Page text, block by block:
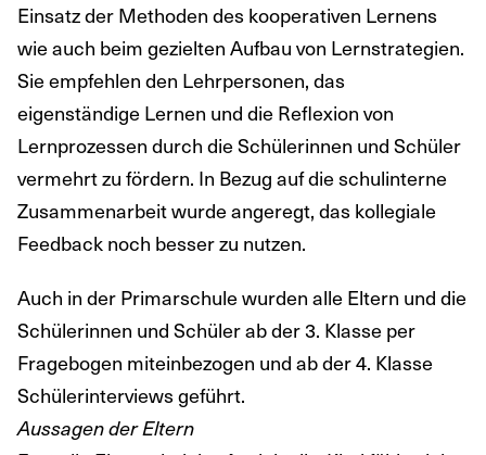
Einsatz der Methoden des kooperativen Lernens
wie auch beim gezielten Aufbau von Lernstrategien.
Sie empfehlen den Lehrpersonen, das
eigenständige Lernen und die Reflexion von
Lernprozessen durch die Schülerinnen und Schüler
vermehrt zu fördern. In Bezug auf die schulinterne
Zusammenarbeit wurde angeregt, das kollegiale
Feedback noch besser zu nutzen.
Auch in der Primarschule wurden alle Eltern und die
Schülerinnen und Schüler ab der 3. Klasse per
Fragebogen miteinbezogen und ab der 4. Klasse
Schülerinterviews geführt.
Aussagen der Eltern